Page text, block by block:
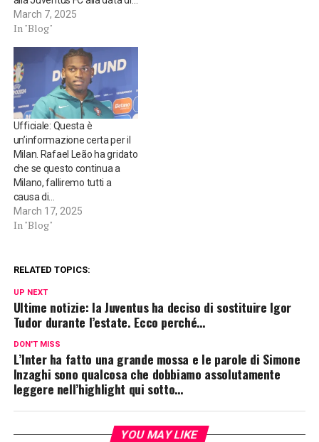
March 7, 2025
In "Blog"
Ufficiale: Questa è
un’informazione certa per il
Milan. Rafael Leão ha gridato
che se questo continua a
Milano, falliremo tutti a
causa di…
March 17, 2025
In "Blog"
RELATED TOPICS:
UP NEXT
Ultime notizie: la Juventus ha deciso di sostituire Igor
Tudor durante l’estate. Ecco perché…
DON'T MISS
L’Inter ha fatto una grande mossa e le parole di Simone
Inzaghi sono qualcosa che dobbiamo assolutamente
leggere nell’highlight qui sotto…
YOU MAY LIKE